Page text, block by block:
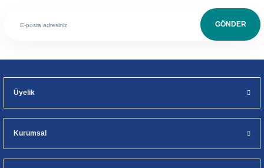
GÖNDER
Üyelik
Kurumsal